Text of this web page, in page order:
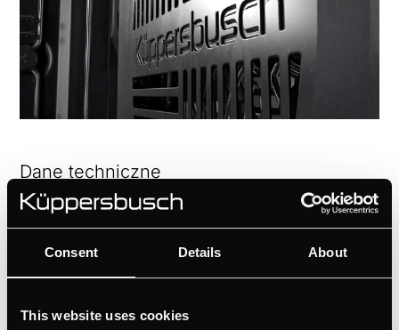
Consent Details About
This website uses cookies
Dane techniczne